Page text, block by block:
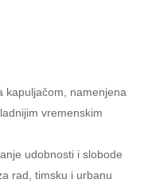
kapuljačom, namenjena
vremenskim
udobnosti i slobode
rad, timsku i urbanu